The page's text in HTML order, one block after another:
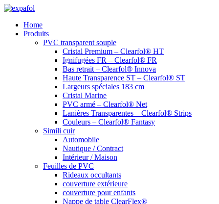
Aller
contenuHome
Produits
PVC transparent souple
Cristal Premium – Clearfol® HT
Ignifugées FR – Clearfol® FR
Bas retrait – Clearfol® Innova
Haute Transparence ST – Clearfol® ST
Largeurs spéciales 183 cm
Cristal Marine
PVC armé – Clearfol® Net
Lanières Transparentes – Clearfol® Strips
Couleurs – Clearfol® Fantasy
Simili cuir
Automobile
Nautique / Contract
Intérieur / Maison
Feuilles de PVC
Rideaux occultants
couverture extérieure
couverture pour enfants
Nappe de table ClearFlex®